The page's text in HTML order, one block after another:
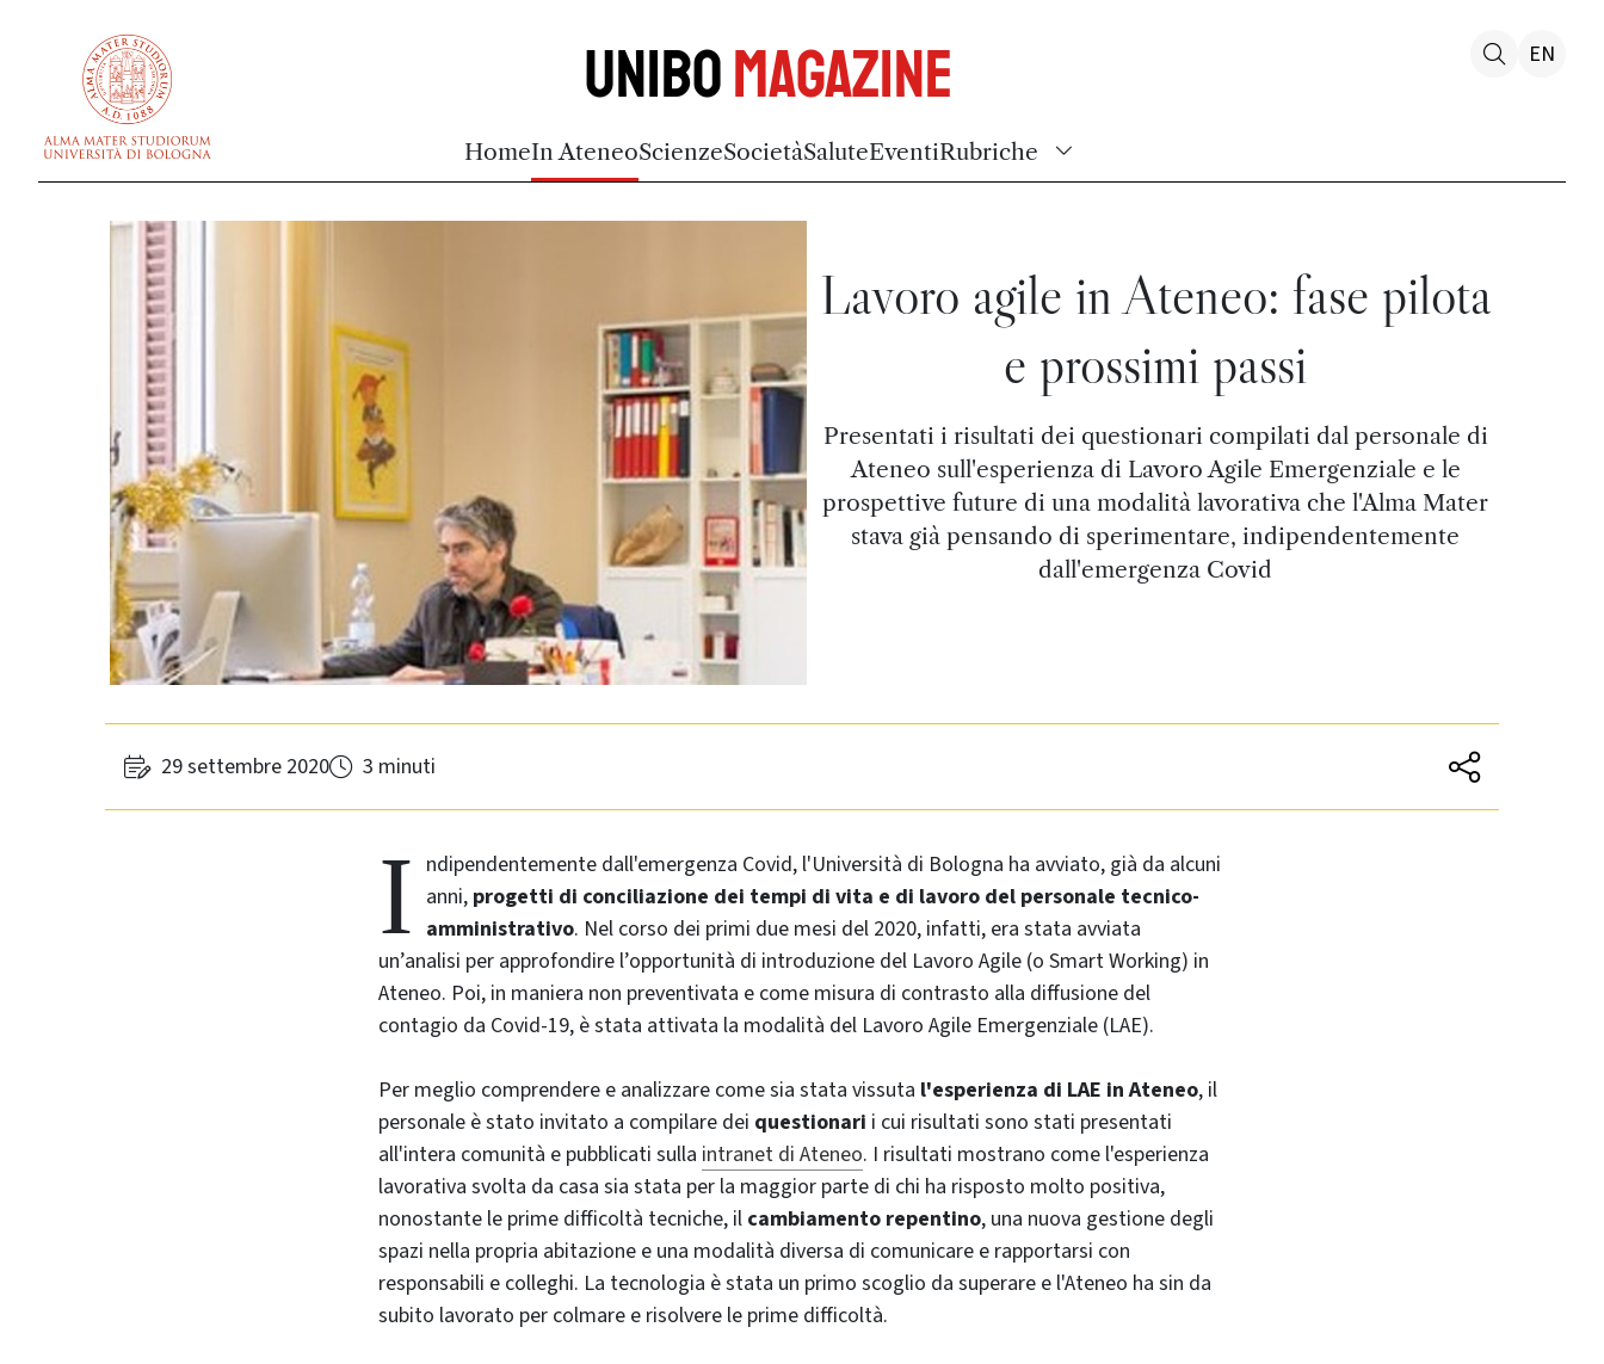
UniboMagazine
HomeIn AteneoScienzeSocietàSaluteEventiRubriche
EN
Lavoro agile in Ateneo: fase pilota
e prossimi passi
Presentati i risultati dei questionari compilati dal personale di
Ateneo sull'esperienza di Lavoro Agile Emergenziale e le
prospettive future di una modalità lavorativa che l'Alma Mater
stava già pensando di sperimentare, indipendentemente
dall'emergenza Covid
29 settembre 2020 3 minuti
I ndipendentemente dall'emergenza Covid, l'Università di Bologna ha avviato, già da alcuni
anni, progetti di conciliazione dei tempi di vita e di lavoro del personale tecnico-
amministrativo. Nel corso dei primi due mesi del 2020, infatti, era stata avviata
un’analisi per approfondire l’opportunità di introduzione del Lavoro Agile (o Smart Working) in
Ateneo. Poi, in maniera non preventivata e come misura di contrasto alla diffusione del
contagio da Covid-19, è stata attivata la modalità del Lavoro Agile Emergenziale (LAE).
Per meglio comprendere e analizzare come sia stata vissuta l'esperienza di LAE in Ateneo, il
personale è stato invitato a compilare dei questionari i cui risultati sono stati presentati
all'intera comunità e pubblicati sulla intranet di Ateneo. I risultati mostrano come l'esperienza
lavorativa svolta da casa sia stata per la maggior parte di chi ha risposto molto positiva,
nonostante le prime difficoltà tecniche, il cambiamento repentino, una nuova gestione degli
spazi nella propria abitazione e una modalità diversa di comunicare e rapportarsi con
responsabili e colleghi. La tecnologia è stata un primo scoglio da superare e l'Ateneo ha sin da
subito lavorato per colmare e risolvere le prime difficoltà.